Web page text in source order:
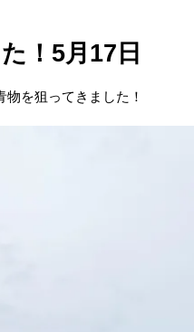
！5月17日
を狙ってきました！